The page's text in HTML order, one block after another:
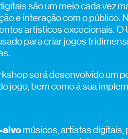
são um meio cada vez
e interação com o público.
artísticos excecionais. O
para criar jogos
será desenvolvido um
jogo, bem como à sua
alvomúsicos, artistas